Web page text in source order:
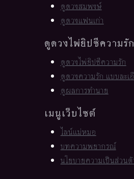
ดูดวงสมพงษ์
ดูดวงแฟนเก่า
ดูดวงไพ่ยิปซีความรัก
ดูดวงไพ่ยิปซีความรัก
ดูดวงความรัก แบบละเ
ดูผลการทำนาย
เมนูเว็บไซต์
ไลน์แม่หมอ
บทความพยากรณ์
นโยบายความเป็นส่วนตั